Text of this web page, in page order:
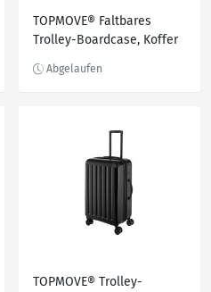
TOPMOVE® Faltbares
Trolley-Boardcase, Koffer
TOPMOVE® Trolley-